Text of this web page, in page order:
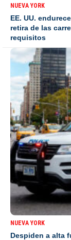
NUEVA YORK
EE. UU.
retira de las
requisitos
NUEVA YORK
Despiden a alta